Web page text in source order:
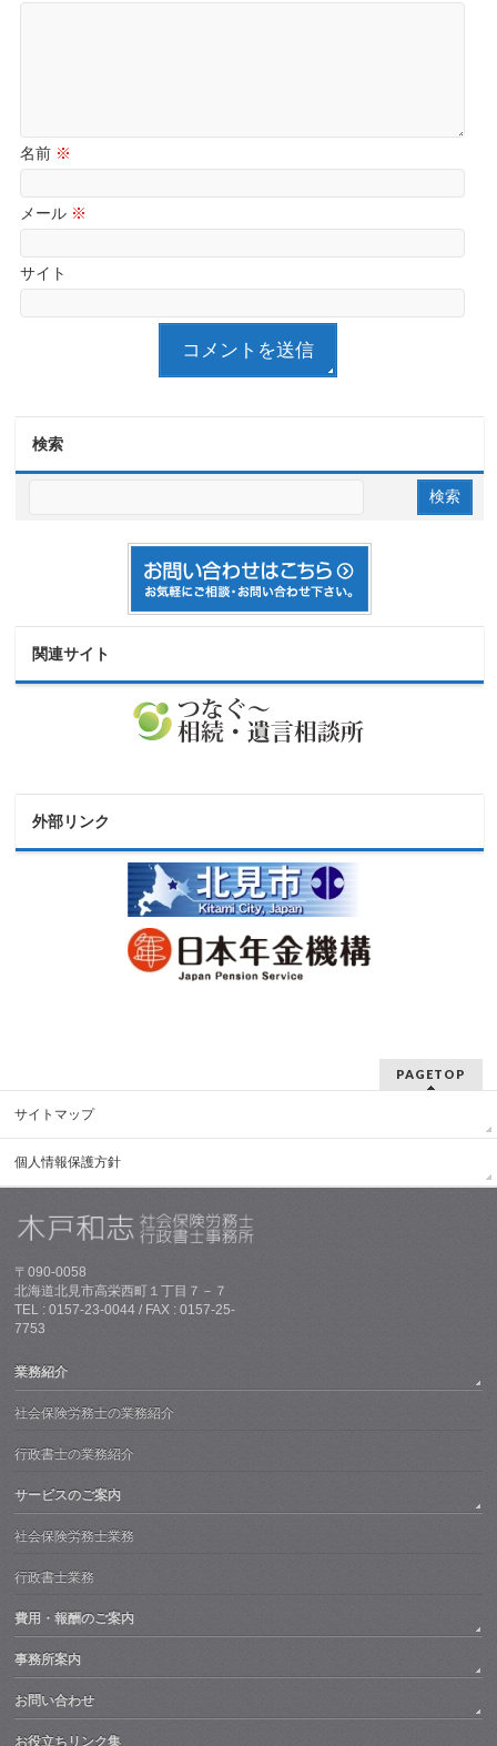
名前 ※
メール ※
サイト
検索
関連サイト
外部リンク
PAGETOP
サイトマップ
個人情報保護方針
〒090-0058
北海道北見市高栄西町１丁目７－７
TEL : 0157-23-0044 / FAX : 0157-25-
7753
業務紹介
社会保険労務士の業務紹介
行政書士の業務紹介
サービスのご案内
社会保険労務士業務
行政書士業務
費用・報酬のご案内
事務所案内
お問い合わせ
お役立ちリンク集